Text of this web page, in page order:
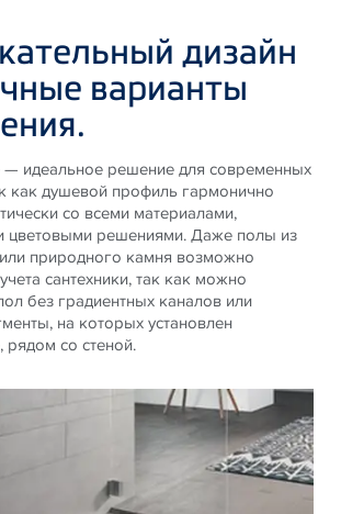
дизайн
варианты
— идеальное решение для современных
как душевой профиль гармонично
со всеми материалами,
цветовыми решениями. Даже полы из
природного камня возможно
сантехники, так как можно
без градиентных каналов или
на которых установлен
рядом со стеной.